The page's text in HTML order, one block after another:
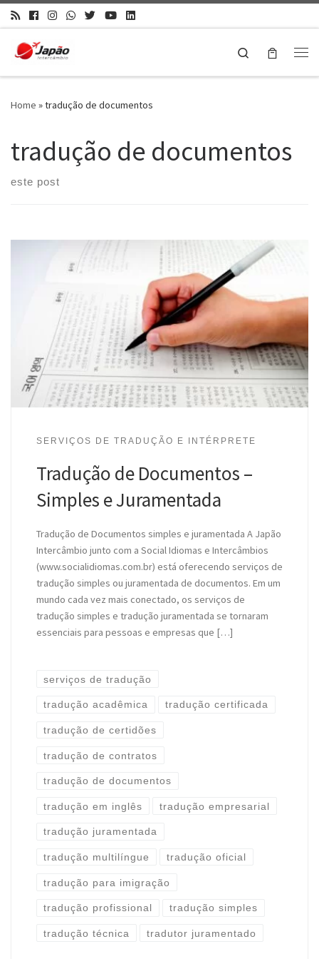
Search
Home »tradução de documentos
tradução de documentos
este post
SERVIÇOS DE TRADUÇÃO E INTÉRPRETE
Tradução de Documentos –
Simples e Juramentada
Tradução de Documentos simples e juramentada A Japão
Intercâmbio junto com a Social Idiomas e Intercâmbios
(www.socialidiomas.com.br) está oferecendo serviços de
tradução simples ou juramentada de documentos. Em um
mundo cada vez mais conectado, os serviços de
tradução simples e tradução juramentada se tornaram
essenciais para pessoas e empresas que […]
serviços de tradução
tradução acadêmica tradução certificada
tradução de certidões
tradução de contratos
tradução de documentos
tradução em inglês tradução empresarial
tradução juramentada
tradução multilíngue tradução oficial
tradução para imigração
tradução profissional tradução simples
tradução técnica tradutor juramentado